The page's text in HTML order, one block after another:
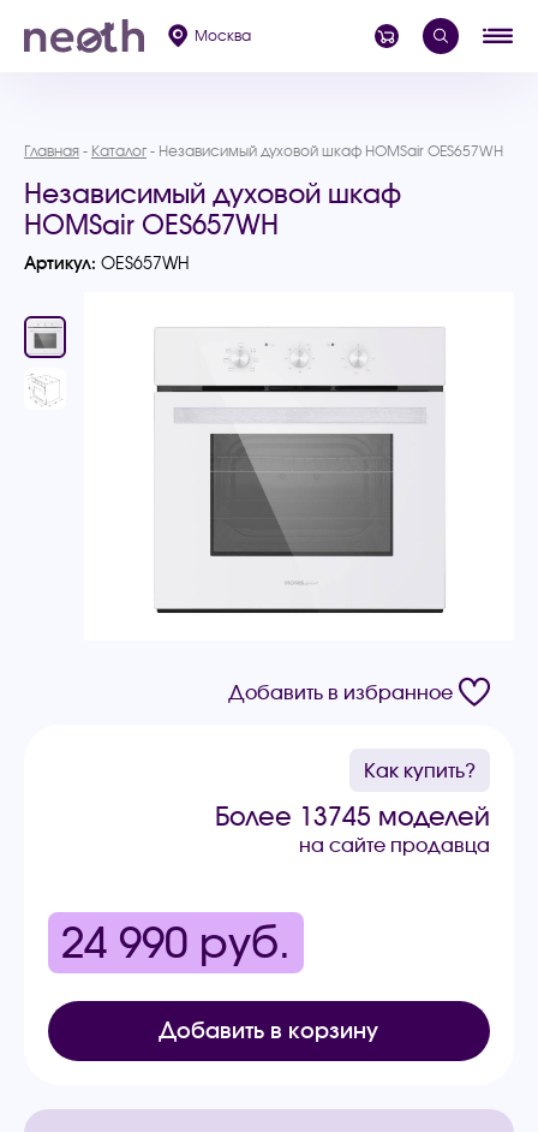
Москва
Главная Каталог Независимый духовой шкаф HOMSair OES657WH
Независимый духовой шкаф
HOMSair OES657WH
Артикул: OES657WH
Добавить в избранное
Как купить?
Более 13745 моделей
на сайте продавца
24 990 руб.
Добавить в корзину